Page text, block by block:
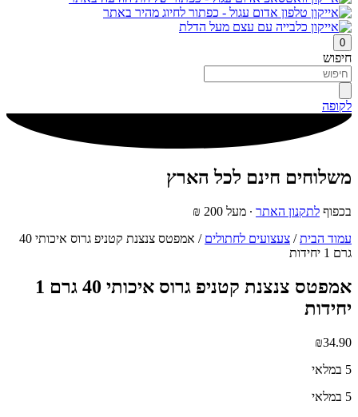
0
חיפוש
לקופה
משלוחים חינם לכל הארץ
בכפוף לתקנון האתר ∙ מעל 200 ₪
עמוד הבית/ צעצועים לחתולים
/ אמפטס צנצנת קטניפ גרוס איכותי 40
גרם 1 יחידות
אמפטס צנצנת קטניפ גרוס איכותי 40 גרם 1
יחידות
₪34.90
5 במלאי
5 במלאי